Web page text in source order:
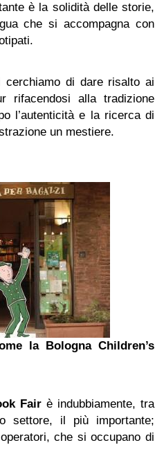
è la solidità delle storie,
che si accompagna con
cerchiamo di dare risalto ai
rifacendosi alla tradizione
l’autenticità e la ricerca di
un mestiere.
la Bologna Children’s
Fair è indubbiamente, tra
settore, il più importante;
che si occupano di